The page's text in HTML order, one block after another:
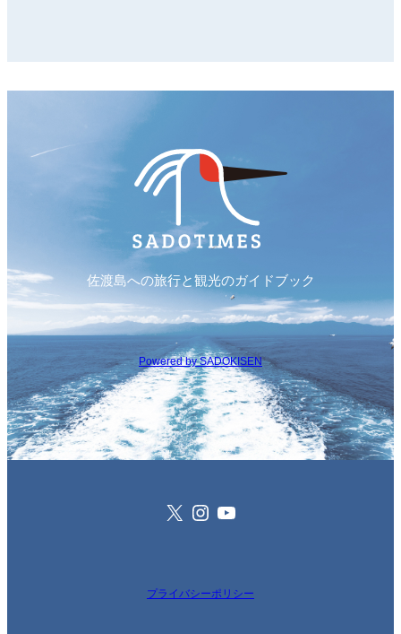
佐渡島への旅行と観光のガイドブック
Powered by SADOKISEN
X Instagram
YouTube
プライバシーポリシー